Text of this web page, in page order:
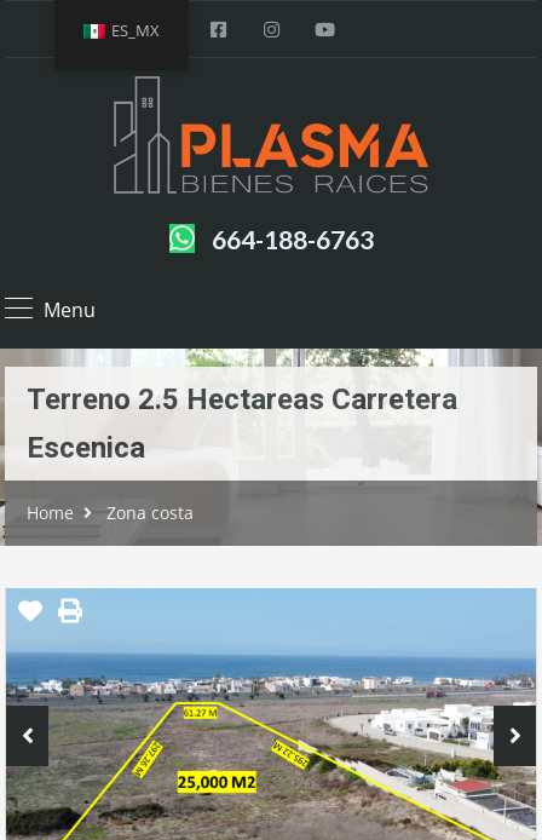
664-188-6763
Menu
Terreno 2.5 Hectareas Carretera
Escenica
Home Zona costa
ES_MX